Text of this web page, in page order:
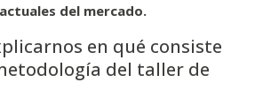
del mercado.
en qué consiste
del taller de